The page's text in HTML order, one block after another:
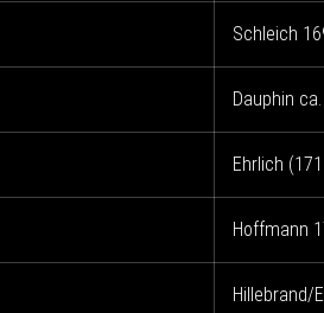
Schleich
Dauphin
Ehrlich
Hoffmann
Hillebrand/